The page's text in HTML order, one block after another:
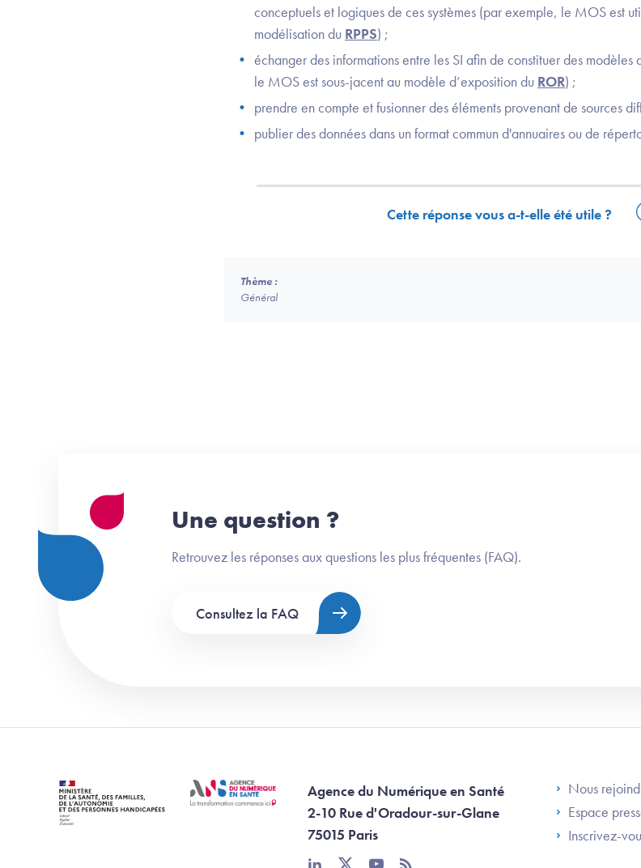
conceptuels et logiques de ces systèmes (par exemple, le MOS est
modélisation du RPPS) ;
échanger des informations entre les SI afin de constituer des
le MOS est sous-jacent au modèle d’exposition du ROR) ;
prendre en compte et fusionner des éléments provenant de sources
publier des données dans un format commun d'annuaires ou de
Cette réponse vous a-t-elle été utile ?
Thème :
Général
Une question ?
Retrouvez les réponses aux questions les plus fréquentes (FAQ).
Consultez la FAQ
Agence du Numérique en Santé
2-10 Rue d'Oradour-sur-Glane
75015 Paris
Footer
Nous
Espace
Inscrivez-